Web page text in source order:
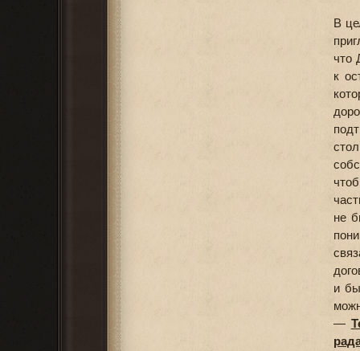
В
что
к
не
и
—